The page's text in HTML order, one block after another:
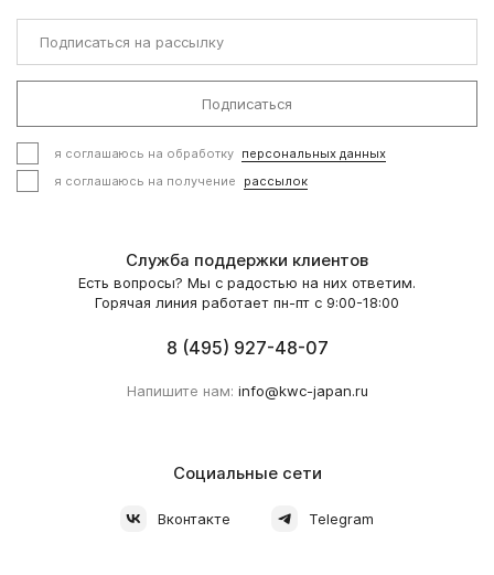
Подписаться
я соглашаюсь на обработку персональных данных
я соглашаюсь на получение
рассылок
Служба поддержки клиентов
Есть вопросы? Мы с радостью на них ответим.
Горячая линия работает пн-пт с 9:00-18:00
8 (495) 927-48-07
Напишите нам: info@kwc-japan.ru
Социальные сети
Вконтакте Telegram